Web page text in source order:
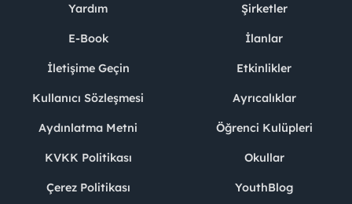
Yardım
E-Book
İletişime Geçin
Kullanıcı Sözleşmesi
Aydınlatma Metni
KVKK Politikası
Çerez Politikası
Şirketler
İlanlar
Etkinlikler
Ayrıcalıklar
Öğrenci Kulüpleri
Okullar
YouthBlog